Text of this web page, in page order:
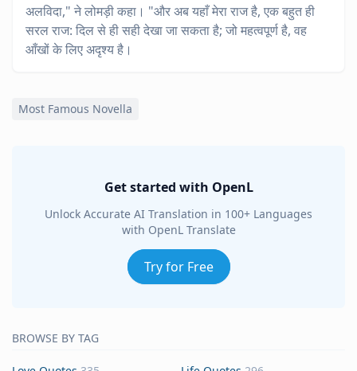
अलविदा," ने लोमड़ी कहा। "और अब यहाँ मेरा राज है, एक बहुत ही
सरल राज: दिल से ही सही देखा जा सकता है; जो महत्वपूर्ण है, वह
आँखों के लिए अदृश्य है।
Most Famous Novella
Get started with OpenL
Unlock Accurate AI Translation in 100+ Languages
with OpenL Translate
Try for Free
BROWSE BY TAG